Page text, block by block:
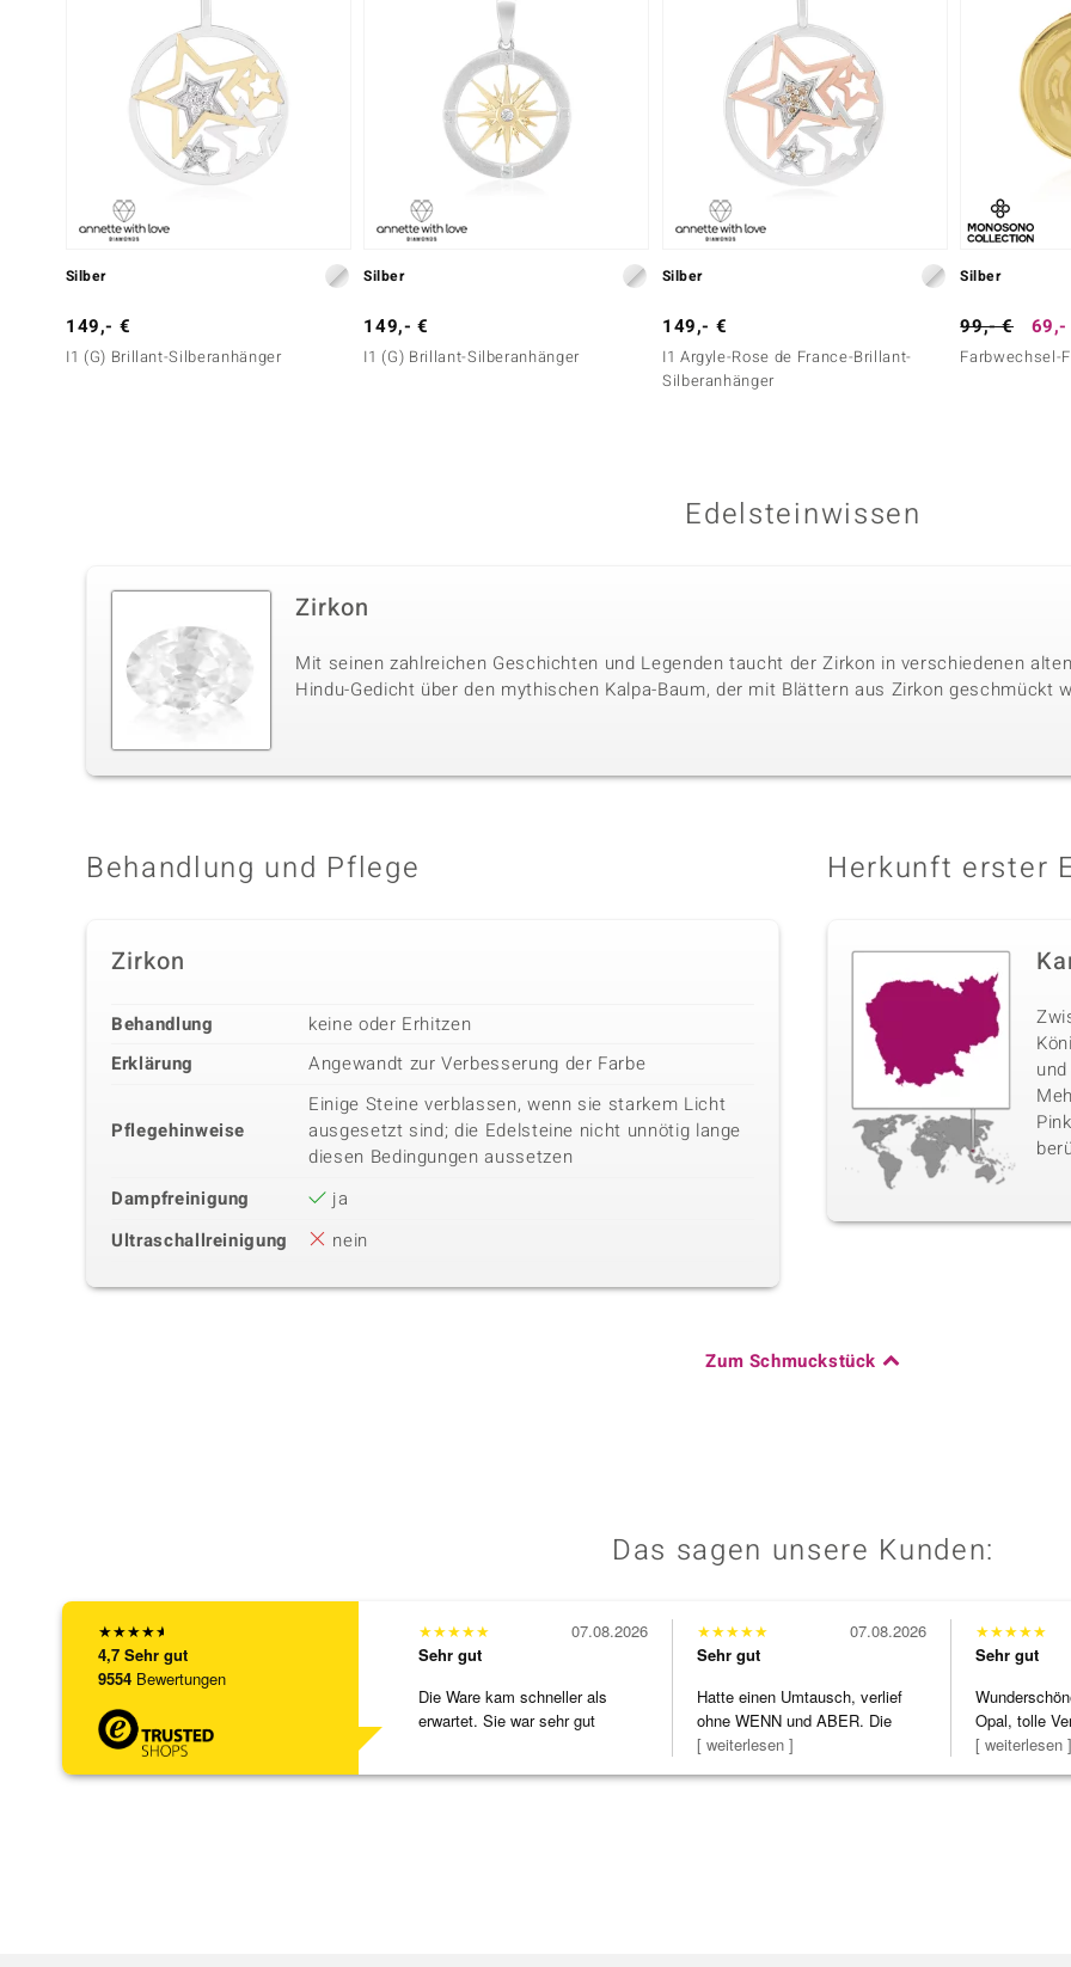
Silber
149,- €
I1 (G) Brillant-Silberanhänger
Silber
149,- €
I1 (G) Brillant-Silberanhänger
Silber
149,- €
I1 Argyle-Rose de France-Brillant-
Silberanhänger
Silber
99,- € 69,-
Farbwechsel-
Edelsteinwissen
Zirkon
Mit seinen zahlreichen Geschichten und Legenden taucht der Zirkon in verschiedenen
Hindu-Gedicht über den mythischen Kalpa-Baum, der mit Blättern aus Zirkon geschmückt
Behandlung und Pflege
Zirkon
Behandlung
keine oder Erhitzen
Erklärung
Angewandt zur Verbesserung der Farbe
Pflegehinweise
Einige Steine verblassen, wenn sie starkem Licht
ausgesetzt sind; die Edelsteine nicht unnötig lange
diesen Bedingungen aussetzen
Dampfreinigung
ja
Ultraschallreinigung
nein
Herkunft erster
Zum Schmuckstück
Das sagen unsere Kunden:
★★★★★
4,7 Sehr gut
9554 Bewertungen
★★★★★
Sehr gut
Die Ware kam schneller als
erwartet. Sie war sehr gut
07.08.2026 ★★★★★
Sehr gut
Hatte einen Umtausch, verlief
ohne WENN und ABER. Die
Schmuckstücke h
[ weiterlesen ]
07.08.2026 ★★★★★
Sehr gut
Opal, tolle
Steg ist e
[ weiterlesen ]